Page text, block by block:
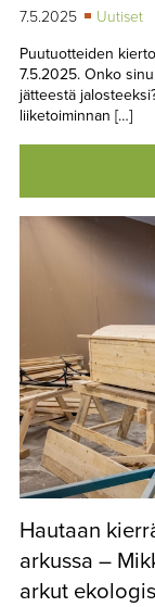
7.5.2025
Uutiset
Puutuotteiden
7.5.2025. Onko
jätteestä
liiketoiminnan […]
Hautaan
arkussa –
arkut